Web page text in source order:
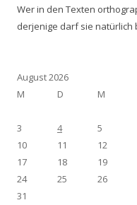
Wer in den Texten
derjenige darf sie natürlich
August 2026
M
D M
3
4 5
10
11 12
17
18 19
24
25 26
31